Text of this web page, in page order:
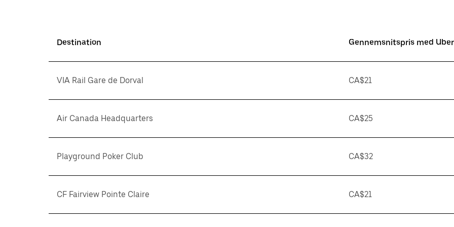
Destination Gennemsnitspris med
VIA Rail Gare de Dorval CA$21
Air Canada Headquarters CA$25
Playground Poker Club CA$32
CF Fairview Pointe Claire CA$21